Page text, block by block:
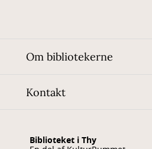
Om bibliotekerne
Kontakt
Biblioteket i Thy